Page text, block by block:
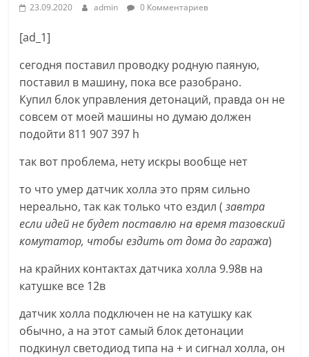
23.09.2020 admin 0 Комментариев
[ad_1]
сегодня поставил проводку родную паяную,
поставил в машину, пока все разобрано.
Купил блок управления детонаций, правда он не
совсем от моей машины но думаю должен
подойти 811 907 397 h
так вот проблема, нету искры вообще нет
то что умер датчик холла это прям сильно
нереально, так как только что ездил (завтра
если идей не будет поставлю на время тазовский
комутатор, чтобы ездить от дома до гаража)
на крайних контактах датчика холла 9.98в на
катушке все 12в
датчик холла подключен не на катушку как
обычно, а на этот самый блок детонации
подкинул светодиод типа на + и сигнал холла, он